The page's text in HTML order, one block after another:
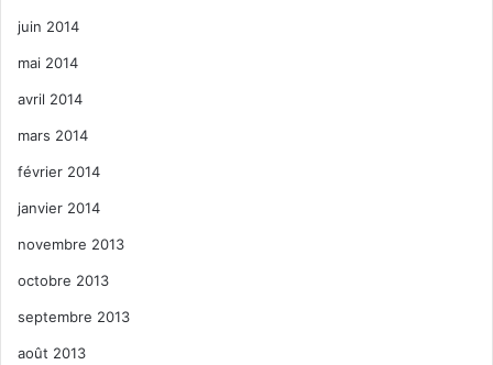
juin 2014
mai 2014
avril 2014
mars 2014
février 2014
janvier 2014
novembre 2013
octobre 2013
septembre 2013
août 2013